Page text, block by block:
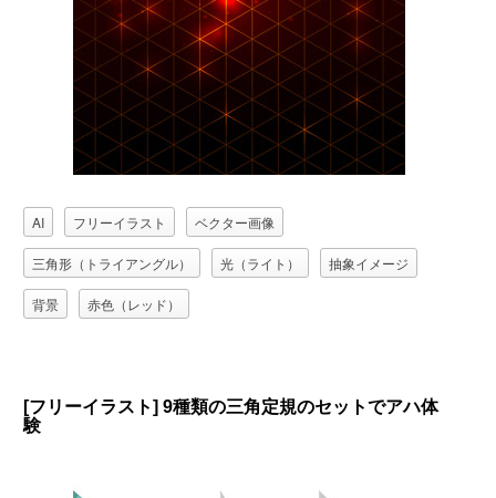
AI フリーイラスト ベクター画像
三角形（トライアングル） 光（ライト） 抽象イメージ
背景 赤色（レッド）
[フリーイラスト] 9種類の三角定規のセットでアハ体
験